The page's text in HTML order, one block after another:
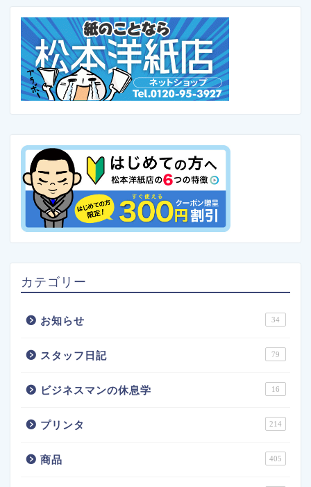
カテゴリー
お知らせ 34
スタッフ日記 79
ビジネスマンの休息学 16
プリンタ 214
商品 405